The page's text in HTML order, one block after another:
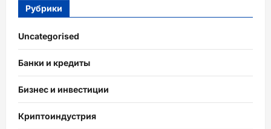
Рубрики
Uncategorised
Банки и кредиты
Бизнес и инвестиции
Криптоиндустрия